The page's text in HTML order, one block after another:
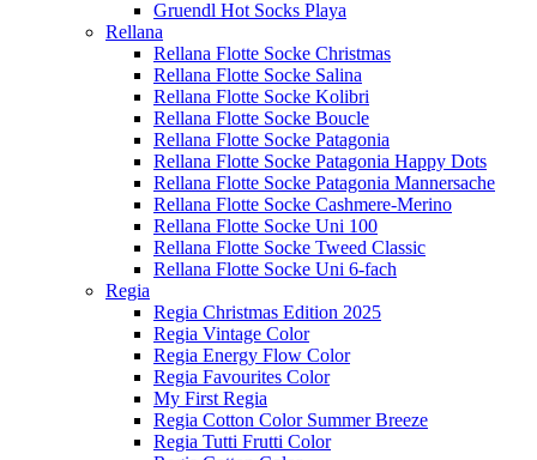
Gruendl Hot Socks Playa
Rellana
Rellana Flotte Socke Christmas
Rellana Flotte Socke Salina
Rellana Flotte Socke Kolibri
Rellana Flotte Socke Boucle
Rellana Flotte Socke Patagonia
Rellana Flotte Socke Patagonia Happy Dots
Rellana Flotte Socke Patagonia Mannersache
Rellana Flotte Socke Cashmere-Merino
Rellana Flotte Socke Uni 100
Rellana Flotte Socke Tweed Classic
Rellana Flotte Socke Uni 6-fach
Regia
Regia Christmas Edition 2025
Regia Vintage Color
Regia Energy Flow Color
Regia Favourites Color
My First Regia
Regia Cotton Color Summer Breeze
Regia Tutti Frutti Color